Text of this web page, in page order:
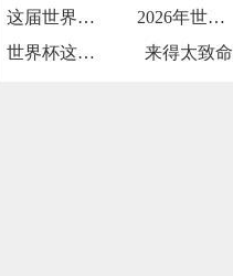
这届世界杯被批贪婪
2026年世界杯：小组赛72场与淘汰赛3
世界杯这打击
来得太致命